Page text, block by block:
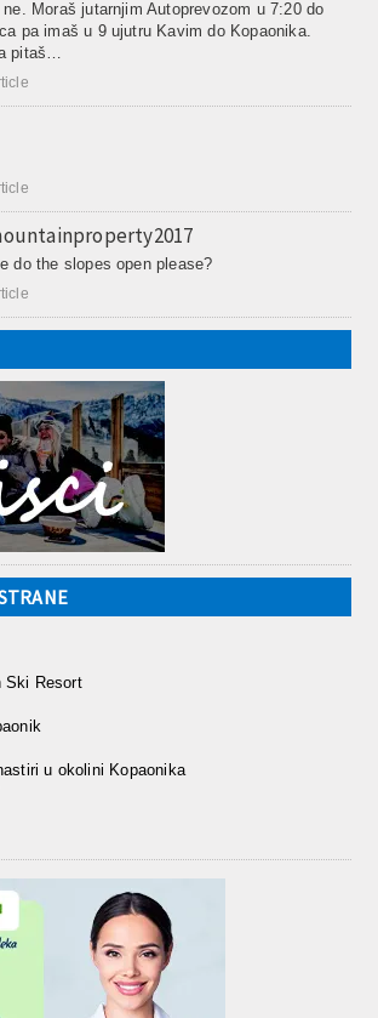
Moraš jutarnjim Autoprevozom u 7:20 do
pa imaš u 9 ujutru Kavim do Kopaonika.
pitaš…
do the slopes open please?
Ski Resort
u okolini Kopaonika